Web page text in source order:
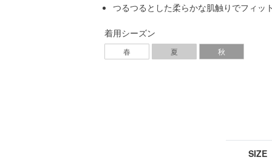
つるつるとした柔らかな肌触りでフィッ
着用シーズン
春 夏 秋
SIZE